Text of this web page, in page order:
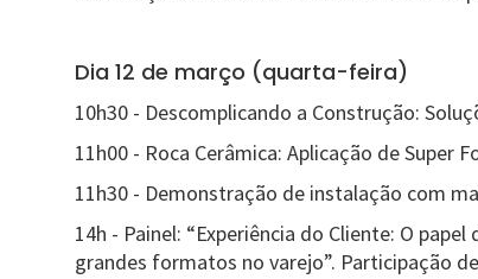
Dia 12 de março (quarta-feira)
10h30 - Descomplicando a Construção:
11h00 - Roca Cerâmica: Aplicação de Super
11h30 - Demonstração de instalação com
14h - Painel: “Experiência do Cliente: O
grandes formatos no varejo”. Participação